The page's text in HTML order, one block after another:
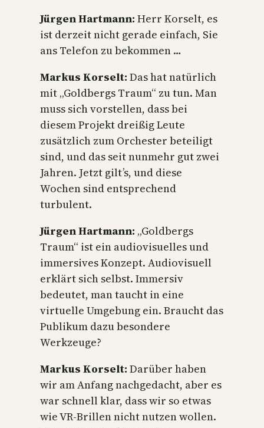
Jürgen Hartmann: Herr Korselt, es
ist derzeit nicht gerade einfach, Sie
ans Telefon zu bekommen …
Markus Korselt: Das hat natürlich
mit „Goldbergs Traum“ zu tun. Man
muss sich vorstellen, dass bei
diesem Projekt dreißig Leute
zusätzlich zum Orchester beteiligt
sind, und das seit nunmehr gut zwei
Jahren. Jetzt gilt’s, und diese
Wochen sind entsprechend
turbulent.
Jürgen Hartmann: „Goldbergs
Traum“ ist ein audiovisuelles und
immersives Konzept. Audiovisuell
erklärt sich selbst. Immersiv
bedeutet, man taucht in eine
virtuelle Umgebung ein. Braucht das
Publikum dazu besondere
Werkzeuge?
Markus Korselt: Darüber haben
wir am Anfang nachgedacht, aber es
war schnell klar, dass wir so etwas
wie VR-Brillen nicht nutzen wollen.